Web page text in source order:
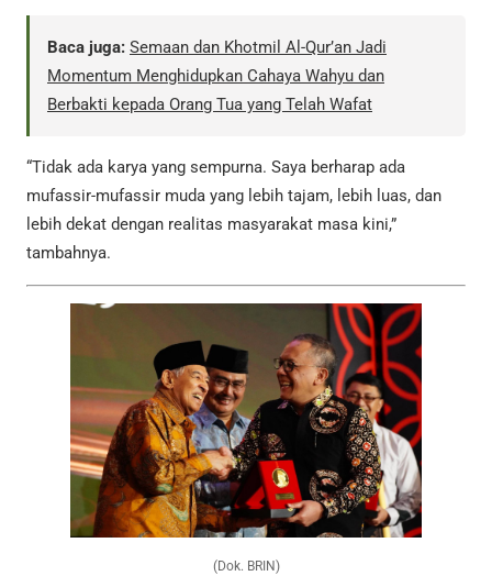
Baca juga: Semaan dan Khotmil Al-Qur’an Jadi
Momentum Menghidupkan Cahaya Wahyu dan
Berbakti kepada Orang Tua yang Telah Wafat
“Tidak ada karya yang sempurna. Saya berharap ada
mufassir-mufassir muda yang lebih tajam, lebih luas, dan
lebih dekat dengan realitas masyarakat masa kini,”
tambahnya.
(Dok. BRIN)